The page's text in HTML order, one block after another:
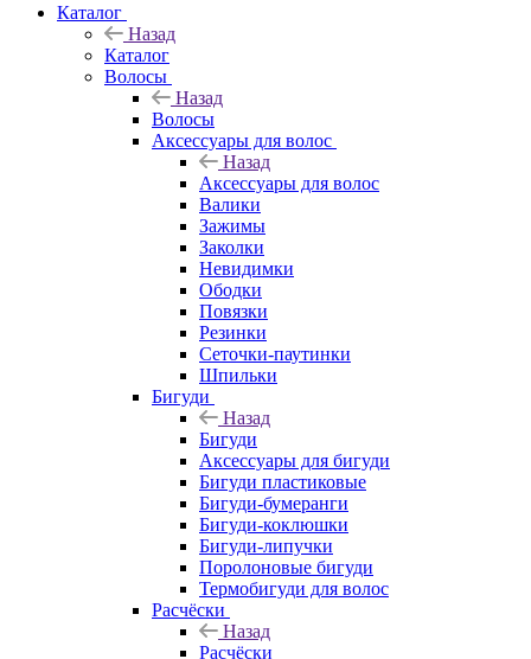
Каталог
Назад
Каталог
Волосы
Назад
Волосы
Аксессуары для волос
Назад
Аксессуары для волос
Валики
Зажимы
Заколки
Невидимки
Ободки
Повязки
Резинки
Сеточки-паутинки
Шпильки
Бигуди
Назад
Бигуди
Аксессуары для бигуди
Бигуди пластиковые
Бигуди-бумеранги
Бигуди-коклюшки
Бигуди-липучки
Поролоновые бигуди
Термобигуди для волос
Расчёски
Назад
Расчёски